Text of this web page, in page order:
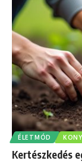
ÉLETMÓD
Kertészkedés